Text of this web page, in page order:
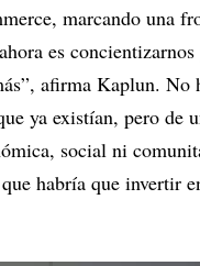
marcando una
es
afirma Kaplun. No
ya existían, pero de
social ni
habría que invertir